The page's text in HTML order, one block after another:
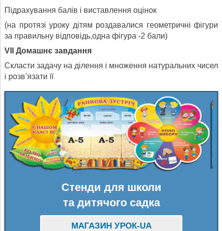
Підрахування балів і виставлення оцінок
(на протязі уроку дітям роздавалися геометричні фігури
за правильну відповідь,одна фігура -2 бали)
V ІІ Домашнє завдання
Скласти задачу на ділення і множення натуральних чисел
і розв’язати її
Стенди для школи
та дитячого садка
МАГАЗИН УРОК-UA